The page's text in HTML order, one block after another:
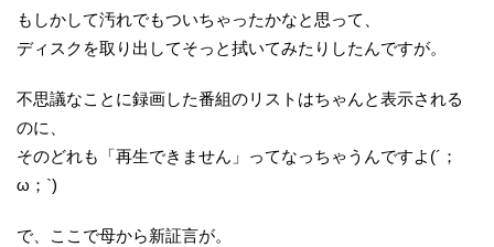
もしかして汚れでもついちゃったかなと思って、
ディスクを取り出してそっと拭いてみたりしたんですが。
不思議なことに録画した番組のリストはちゃんと表示される
のに、
そのどれも「再生できません」ってなっちゃうんですよ(´；
ω；`)
で、ここで母から新証言が。